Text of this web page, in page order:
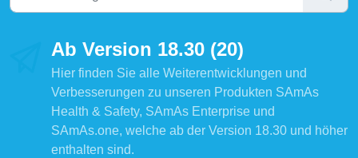
Ab Version 18.30 (20)
Hier finden Sie alle Weiterentwicklungen und
Verbesserungen zu unseren Produkten SAmAs
Health & Safety, SAmAs Enterprise und
SAmAs.one, welche ab der Version 18.30 und höher
enthalten sind.